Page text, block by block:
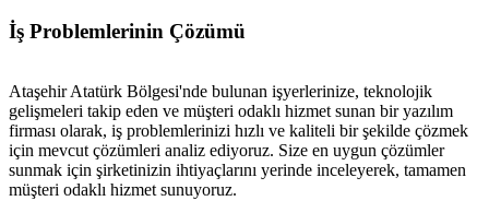
İş Problemlerinin Çözümü
Ataşehir Atatürk Bölgesi'nde bulunan işyerlerinize, teknolojik
gelişmeleri takip eden ve müşteri odaklı hizmet sunan bir yazılım
firması olarak, iş problemlerinizi hızlı ve kaliteli bir şekilde çözmek
için mevcut çözümleri analiz ediyoruz. Size en uygun çözümler
sunmak için şirketinizin ihtiyaçlarını yerinde inceleyerek, tamamen
müşteri odaklı hizmet sunuyoruz.